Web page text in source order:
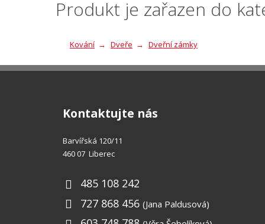
Produkt je zařazen do
Kování Dveře Dveřní zámky
Kontaktujte nás
Barvířská 120/11
460 07 Liberec
485 108 242
727 868 456 (Jana Paldusová)